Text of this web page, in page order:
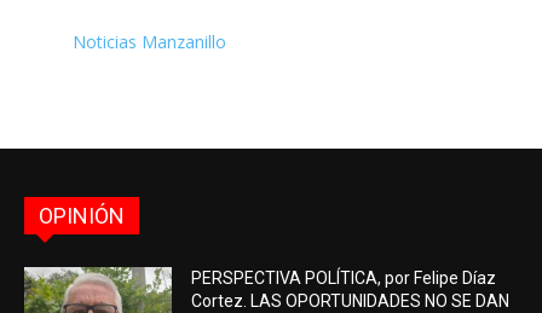
Noticias Manzanillo
OPINIÓN
PERSPECTIVA POLÍTICA, por Felipe Díaz
Cortez. LAS OPORTUNIDADES NO SE DAN